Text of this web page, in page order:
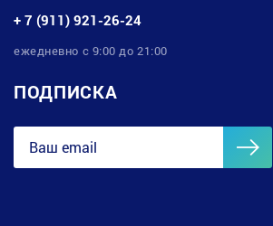
+ 7 (911) 921-26-24
ежедневно с 9:00 до 21:00
ПОДПИСКА